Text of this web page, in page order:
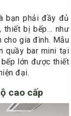
bạn phải đầy đủ
thiết bị bếp… như
cho gia đình. Mẫu
quầy bar mini tại
lớn được thiết
đại.
cao cấp